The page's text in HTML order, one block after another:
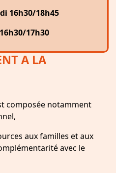
16h30/18h45
17h30
A LA
composée notamment
aux familles et aux
avec le